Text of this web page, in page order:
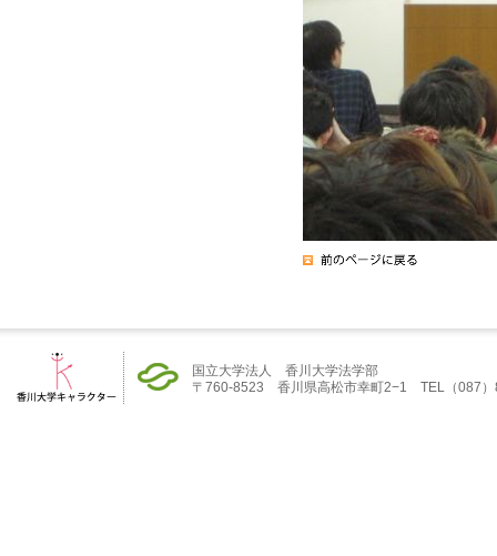
国立大学法人 香川大学法学部
〒760-8523 香川県高松市幸町2−1 TEL（087）